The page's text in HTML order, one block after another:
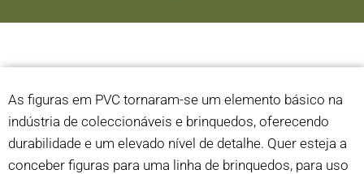
As figuras em PVC tornaram-se um elemento básico na
indústria de coleccionáveis e brinquedos, oferecendo
durabilidade e um elevado nível de detalhe. Quer esteja a
conceber figuras para uma linha de brinquedos, para uso